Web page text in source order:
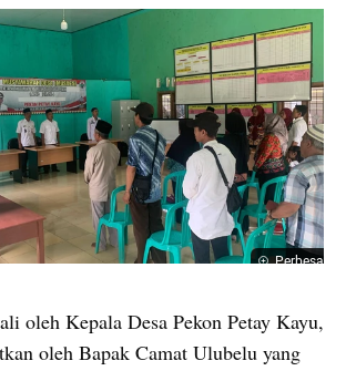
Perbesar
oleh Kepala Desa Pekon Petay Kayu,
oleh Bapak Camat Ulubelu yang